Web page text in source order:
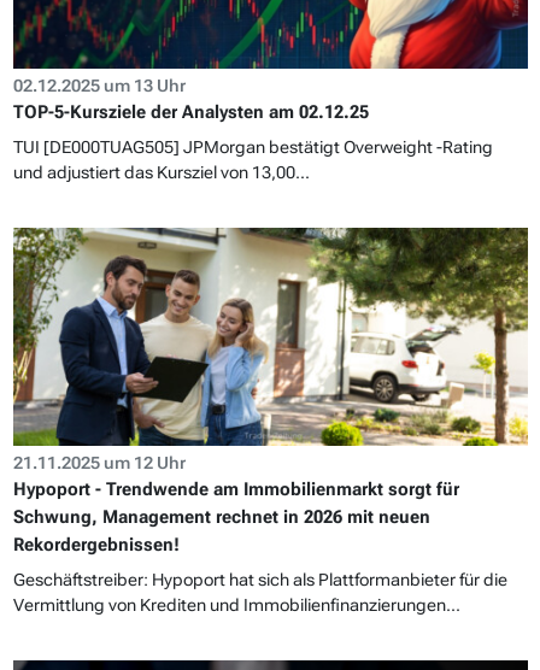
02.12.2025 um 13 Uhr
TOP-5-Kursziele der Analysten am 02.12.25
TUI [DE000TUAG505] JPMorgan bestätigt Overweight -Rating
und adjustiert das Kursziel von 13,00...
21.11.2025 um 12 Uhr
Hypoport - Trendwende am Immobilienmarkt sorgt für
Schwung, Management rechnet in 2026 mit neuen
Rekordergebnissen!
Geschäftstreiber: Hypoport hat sich als Plattformanbieter für die
Vermittlung von Krediten und Immobilienfinanzierungen...